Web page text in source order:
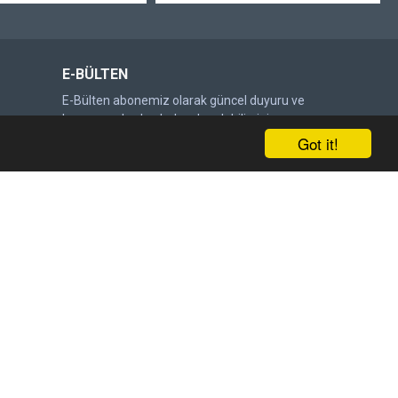
Got it!
E-BÜLTEN
E-Bülten abonemiz olarak güncel duyuru ve
kampanyalardan haberdar olabilirsiniz.
Gönder